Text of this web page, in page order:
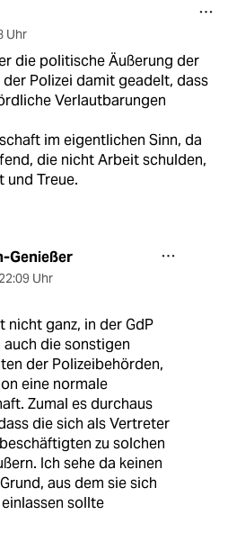
Uhr
die politische Äußerung der
Polizei damit geadelt, dass
Verlautbarungen
im eigentlichen Sinn, da
die nicht Arbeit schulden,
und Treue.
Genießer
22:09 Uhr
nicht ganz, in der GdP
die sonstigen
der Polizeibehörden,
eine normale
Zumal es durchaus
die sich als Vertreter
zu solchen
Ich sehe da keinen
aus dem sie sich
sollte